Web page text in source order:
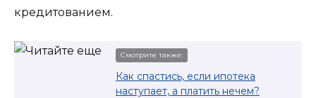
кредитованием.
Смотрите также:
Как спастись, если ипотека
наступает, а платить нечем?